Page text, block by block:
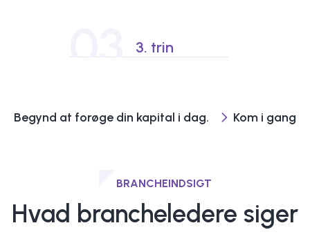
033. trin
Begynd at forøge din kapital i dag. Kom i gang
BRANCHEINDSIGT
Hvad brancheledere siger